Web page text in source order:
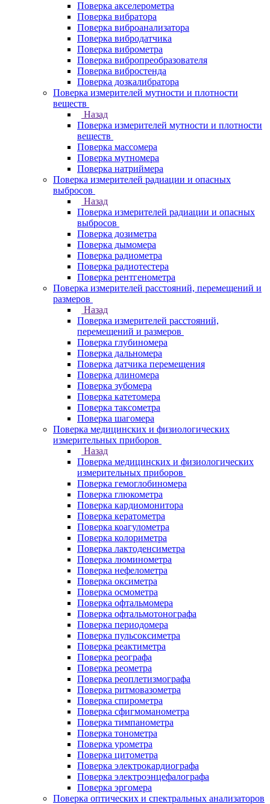
Поверка акселерометра
Поверка вибратора
Поверка виброанализатора
Поверка вибродатчика
Поверка виброметра
Поверка вибропреобразователя
Поверка вибростенда
Поверка дозкалибратора
Поверка измерителей мутности и плотности
веществ
Назад
Поверка измерителей мутности и плотности
веществ
Поверка массомера
Поверка мутномера
Поверка натриймера
Поверка измерителей радиации и опасных
выбросов
Назад
Поверка измерителей радиации и опасных
выбросов
Поверка дозиметра
Поверка дымомера
Поверка радиометра
Поверка радиотестера
Поверка рентгенометра
Поверка измерителей расстояний, перемещений и
размеров
Назад
Поверка измерителей расстояний,
перемещений и размеров
Поверка глубиномера
Поверка дальномера
Поверка датчика перемещения
Поверка длиномера
Поверка зубомера
Поверка катетомера
Поверка таксометра
Поверка шагомера
Поверка медицинских и физиологических
измерительных приборов
Назад
Поверка медицинских и физиологических
измерительных приборов
Поверка гемоглобиномера
Поверка глюкометра
Поверка кардиомонитора
Поверка кератометра
Поверка коагулометра
Поверка колориметра
Поверка лактоденсиметра
Поверка люминометра
Поверка нефелометра
Поверка оксиметра
Поверка осмометра
Поверка офтальмомера
Поверка офтальмотонографа
Поверка периодомера
Поверка пульсоксиметра
Поверка реактиметра
Поверка реографа
Поверка реометра
Поверка реоплетизмографа
Поверка ритмовазометра
Поверка спирометра
Поверка сфигмоманометра
Поверка тимпанометра
Поверка тонометра
Поверка урометра
Поверка цитометра
Поверка электрокардиографа
Поверка электроэнцефалографа
Поверка эргомера
Поверка оптических и спектральных анализаторов